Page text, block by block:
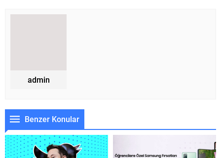
admin
Benzer Konular